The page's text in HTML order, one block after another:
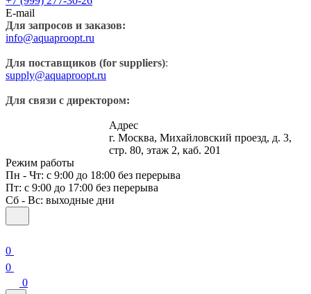
E-mail
Для запросов и заказов:
info@aquaproopt.ru
Для поставщиков (for suppliers):
supply@aquaproopt.ru
Для связи с директором:
Адрес
г. Москва, Михайловский проезд, д. 3,
стр. 80, этаж 2, каб. 201
Режим работы
Пн - Чт: с 9:00 до 18:00 без перерыва
Пт: с 9:00 до 17:00 без перерыва
Сб - Вс: выходные дни
0
0
0